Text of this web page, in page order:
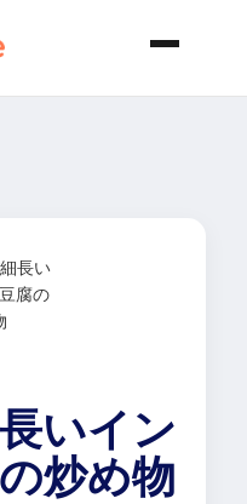
いイン
炒め物